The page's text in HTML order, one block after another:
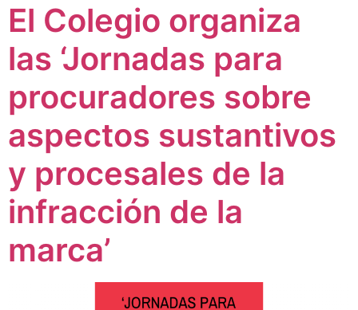
El Colegio organiza
las ‘Jornadas para
procuradores sobre
aspectos sustantivos
y procesales de la
infracción de la
marca’